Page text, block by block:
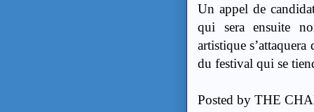
Un appel de
qui sera ensuite
artistique
du festival qui se
Posted by THE